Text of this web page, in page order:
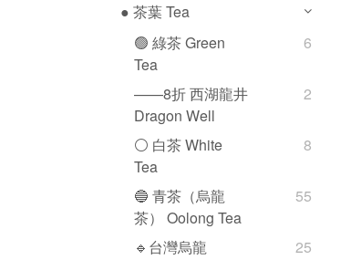
● 茶葉 Tea
🟢 綠茶 Green
Tea
6
——8折 西湖龍井
Dragon Well
2
⚪️ 白茶 White
Tea
8
🔵 青茶（烏龍
茶） Oolong Tea
55
🔹台灣烏龍
25